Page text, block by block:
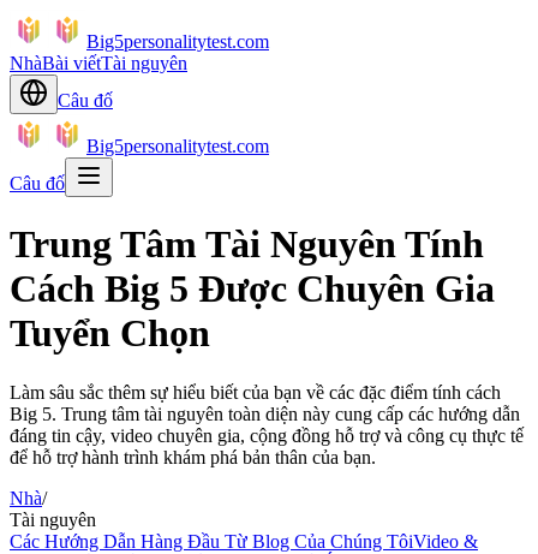
Big5personalitytest.com
NhàBài viếtTài nguyên
Câu đố
Big5personalitytest.com
Câu đố
Trung Tâm Tài Nguyên Tính
Cách Big 5 Được Chuyên Gia
Tuyển Chọn
Làm sâu sắc thêm sự hiểu biết của bạn về các đặc điểm tính cách
Big 5. Trung tâm tài nguyên toàn diện này cung cấp các hướng dẫn
đáng tin cậy, video chuyên gia, cộng đồng hỗ trợ và công cụ thực tế
để hỗ trợ hành trình khám phá bản thân của bạn.
Nhà/
Tài nguyên
Các Hướng Dẫn Hàng Đầu Từ Blog Của Chúng TôiVideo &